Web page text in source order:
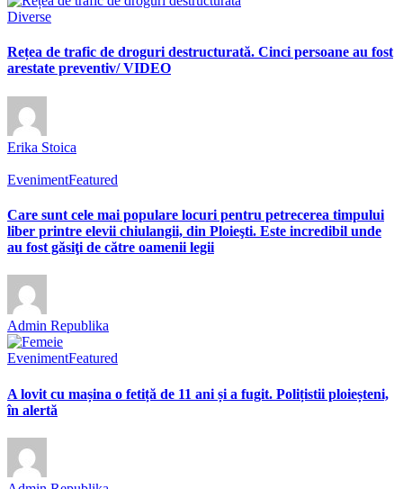
Diverse
Rețea de trafic de droguri destructurată. Cinci persoane au fost
arestate preventiv/ VIDEO
Erika Stoica
EvenimentFeatured
Care sunt cele mai populare locuri pentru petrecerea timpului
liber printre elevii chiulangii, din Ploieşti. Este incredibil unde
au fost găsiţi de către oamenii legii
Admin Republika
EvenimentFeatured
A lovit cu mașina o fetiță de 11 ani și a fugit. Polițistii ploieșteni,
în alertă